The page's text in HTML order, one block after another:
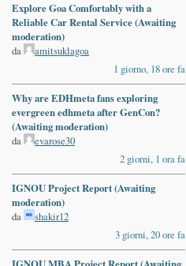
Explore Goa Comfortably with a
Reliable Car Rental Service (Awaiting
moderation)
da
amitsuklagoa
1 giorno, 18 ore fa
Why are EDHmeta fans exploring
evergreen edhmeta after GenCon?
(Awaiting moderation)
da
evarose30
2 giorni, 1 ora fa
IGNOU Project Report (Awaiting
moderation)
da
shakir12
3 giorni, 20 ore fa